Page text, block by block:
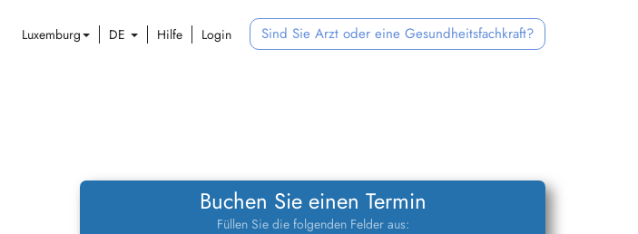
Luxemburg DE Hilfe Login Sind Sie Arzt oder eine Gesundheitsfachkraft?
Buchen Sie einen Termin
Füllen Sie die folgenden Felder aus: